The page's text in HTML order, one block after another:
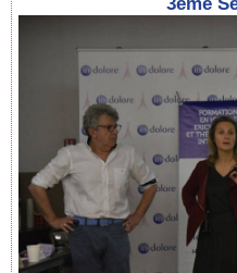
3ème